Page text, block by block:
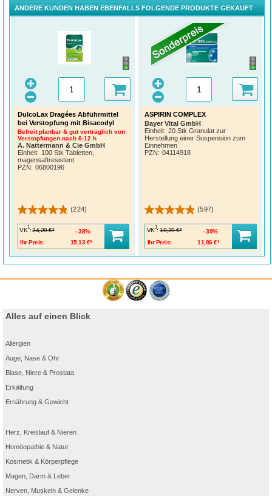
ANDERE KUNDEN HABEN EBENFALLS FOLGENDE PRODUKTE GEKAUFT
DulcoLax Dragées Abführmittel
bei Verstopfung mit Bisacodyl
Befreit planbar & gut verträglich von
Verstopfungen nach 6-12 h
A. Nattermann & Cie GmbH
Einheit: 100 Stk Tabletten,
magensaftresistent
PZN : 06800196
(224)
VK
1
: 24,29 €*
Ihr Preis:
15,13 €*
38%
ASPIRIN COMPLEX
Bayer Vital GmbH
Einheit: 20 Stk Granulat zur
Herstellung einer Suspension zum
Einnehmen
PZN : 04114918
(597)
VK
1
: 19,29 €*
Ihr Preis:
11,86 €*
39%
Alles auf einen Blick
Allergien
Auge, Nase & Ohr
Blase, Niere & Prostata
Erkältung
Ernährung & Gewicht
Herz, Kreislauf & Nieren
Homöopathie & Natur
Kosmetik & Körperpflege
Magen, Darm & Leber
Nerven, Muskeln & Gelenke